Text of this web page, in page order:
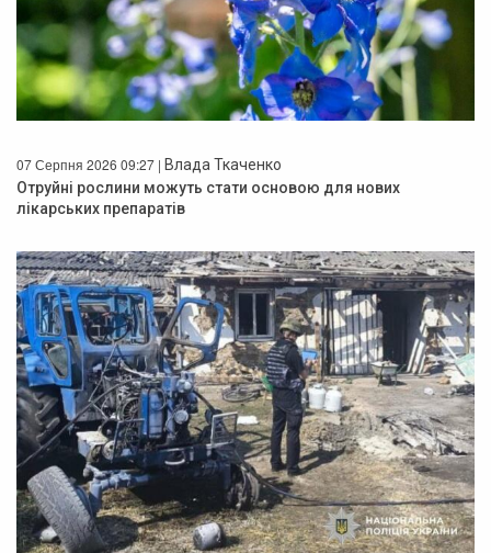
07 Серпня 2026 09:27 | Влада Ткаченко
Отруйні рослини можуть стати основою для нових
лікарських препаратів